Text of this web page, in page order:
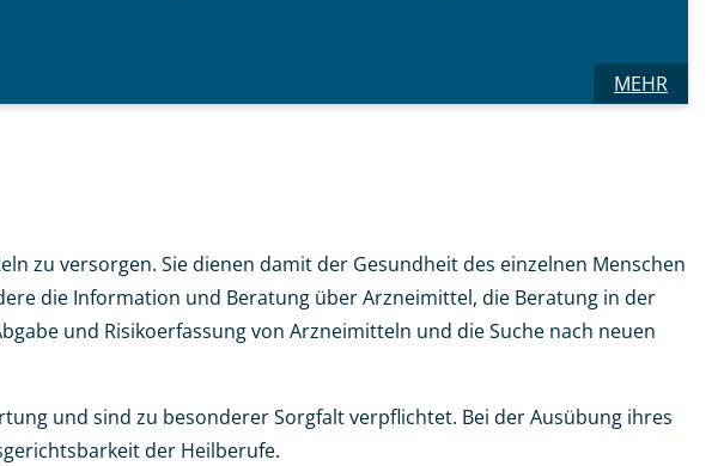
ODER APOTHEKER MIT BERUFSABSCHLUSS EINES EU- MEHRZU:
zu versorgen. Sie dienen damit der Gesundheit des einzelnen Menschen
die Information und Beratung über Arzneimittel, die Beratung in der
und Risikoerfassung von Arzneimitteln und die Suche nach neuen
und sind zu besonderer Sorgfalt verpflichtet. Bei der Ausübung ihres
der Heilberufe.